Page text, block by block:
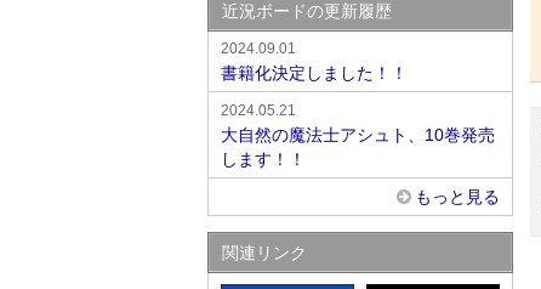
近況ボードの更新履歴
2024.09.01
書籍化決定しました！！
2024.05.21
大自然の魔法士アシュト、10巻発売
します！！
もっと見る
関連リンク